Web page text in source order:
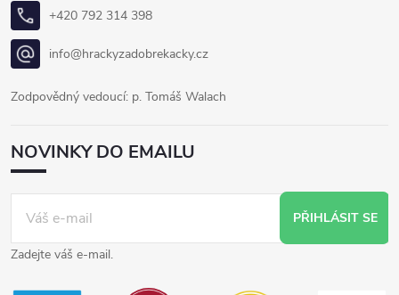
+420 792 314 398
info@hrackyzadobrekacky.cz
Zodpovědný vedoucí: p. Tomáš Walach
NOVINKY DO EMAILU
PŘIHLÁSIT SE
Zadejte váš e-mail.